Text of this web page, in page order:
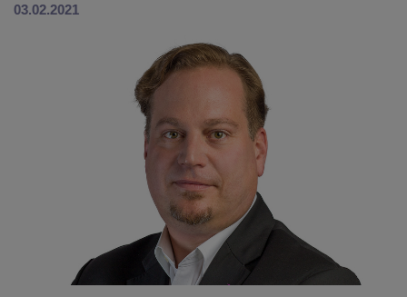
03.02.2021